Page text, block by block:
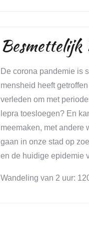
Besmettelijk
De corona pandemie is
mensheid heeft
verleden om met
lepra toesloegen? En
meemaken, met andere
gaan in onze stad op
en de huidige epidemie
Wandeling van 2 uur: